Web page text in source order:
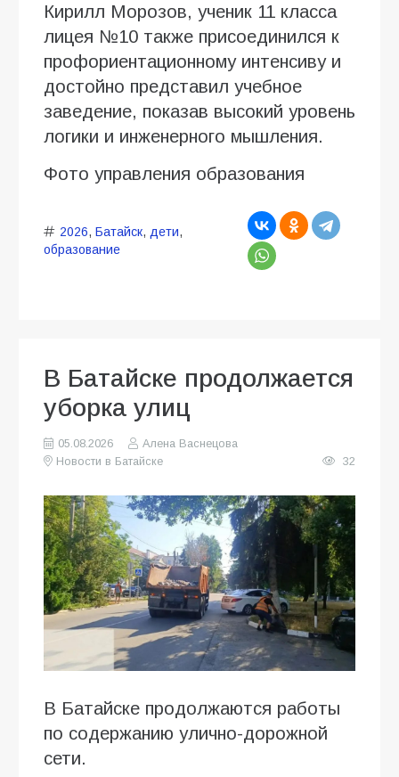
Кирилл Морозов, ученик 11 класса
лицея №10 также присоединился к
профориентационному интенсиву и
достойно представил учебное
заведение, показав высокий уровень
логики и инженерного мышления.
Фото управления образования
2026, Батайск, дети,
образование
В Батайске продолжается
уборка улиц
05.08.2026
Алена Васнецова
Новости в Батайске
32
В Батайске продолжаются работы
по содержанию улично-дорожной
сети.